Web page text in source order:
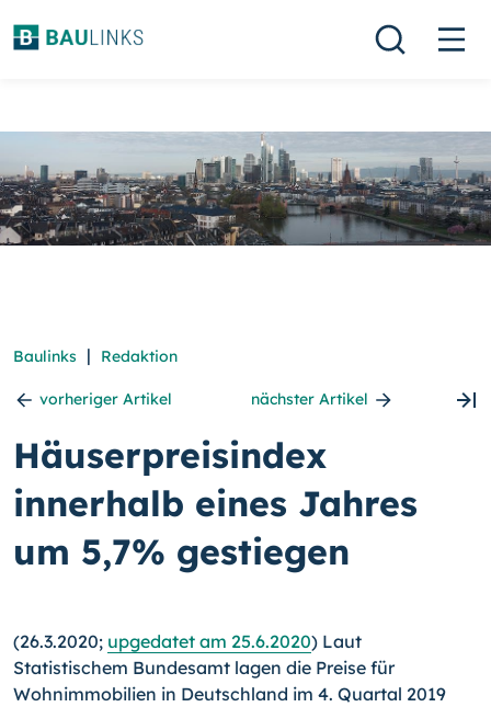
Baulinks | Redaktion
vorheriger Artikel nächster Artikel
Häuserpreisindex
innerhalb eines Jahres
um 5,7% gestiegen
(26.3.2020; upgedatet am 25.6.2020) Laut
Statistischem Bundesamt lagen die Preise für
Wohnimmobilien in Deutschland im 4. Quartal 2019